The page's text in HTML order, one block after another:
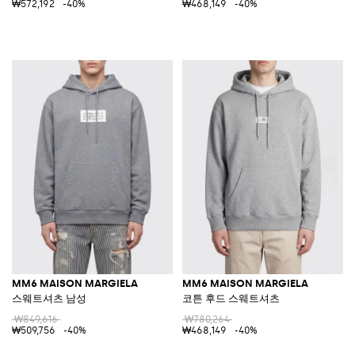
₩572,192
-40%
₩468,149
-40%
MM6 MAISON MARGIELA
스웨트셔츠 남성
₩849,616
₩509,756
-40%
MM6 MAISON MARGIELA
코튼 후드 스웨트셔츠
₩780,264
₩468,149
-40%